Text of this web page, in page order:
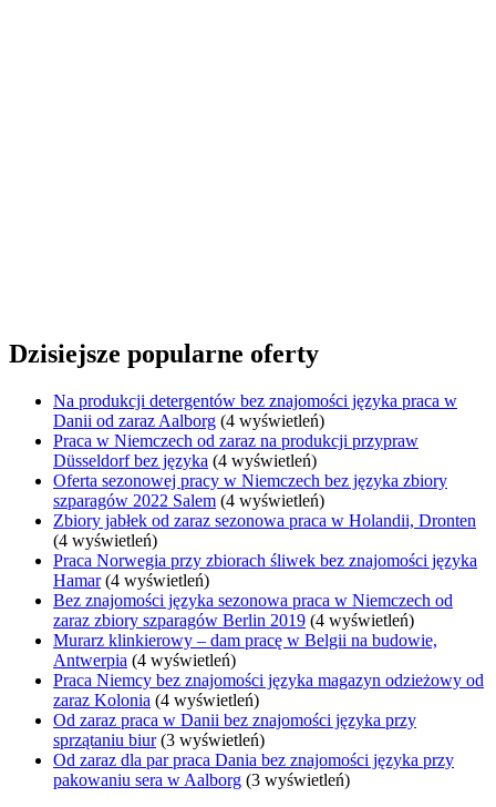
Dzisiejsze popularne oferty
Na produkcji detergentów bez znajomości języka praca w
Danii od zaraz Aalborg (4 wyświetleń)
Praca w Niemczech od zaraz na produkcji przypraw
Düsseldorf bez języka (4 wyświetleń)
Oferta sezonowej pracy w Niemczech bez języka zbiory
szparagów 2022 Salem (4 wyświetleń)
Zbiory jabłek od zaraz sezonowa praca w Holandii, Dronten
(4 wyświetleń)
Praca Norwegia przy zbiorach śliwek bez znajomości języka
Hamar(4 wyświetleń)
Bez znajomości języka sezonowa praca w Niemczech od
zaraz zbiory szparagów Berlin 2019 (4 wyświetleń)
Murarz klinkierowy – dam pracę w Belgii na budowie,
Antwerpia (4 wyświetleń)
Praca Niemcy bez znajomości języka magazyn odzieżowy od
zaraz Kolonia (4 wyświetleń)
Od zaraz praca w Danii bez znajomości języka przy
sprzątaniu biur(3 wyświetleń)
Od zaraz dla par praca Dania bez znajomości języka przy
pakowaniu sera w Aalborg (3 wyświetleń)